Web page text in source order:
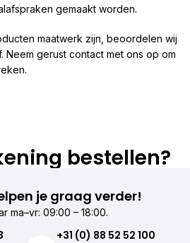
gemaakt worden.
maatwerk zijn, beoordelen wij
Neem gerust contact met ons op om
bestellen?
je graag verder!
ma–vr: 09:00 – 18:00.
+31 (0) 88 52 52 100